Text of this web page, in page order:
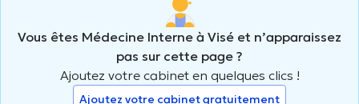
Vous êtes Médecine Interne à Visé et n’apparaissez
pas sur cette page ?
Ajoutez votre cabinet en quelques clics !
Ajoutez votre cabinet gratuitement